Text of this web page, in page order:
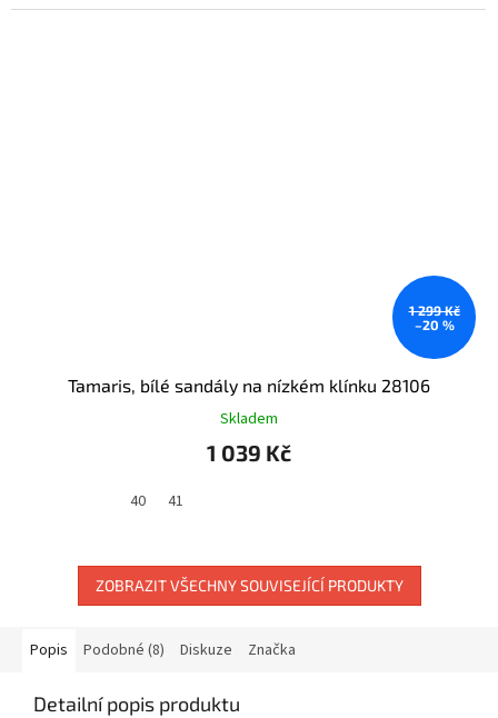
1 299 Kč
–20 %
Tamaris, bílé sandály na nízkém klínku 28106
Skladem
1 039 Kč
40 41
ZOBRAZIT VŠECHNY SOUVISEJÍCÍ PRODUKTY
Popis Podobné (8) Diskuze Značka
Detailní popis produktu